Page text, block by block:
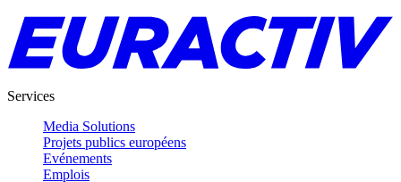
Services
Media Solutions
Projets publics européens
Evénements
Emplois